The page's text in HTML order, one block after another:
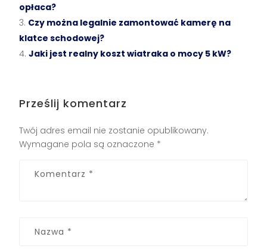
opłaca?
Czy można legalnie zamontować kamerę na
klatce schodowej?
Jaki jest realny koszt wiatraka o mocy 5 kW?
Prześlij komentarz
Twój adres email nie zostanie opublikowany.
Wymagane pola są oznaczone *